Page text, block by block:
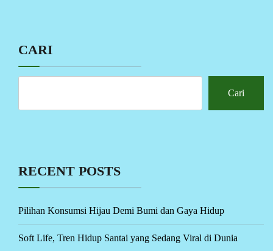
CARI
Cari
RECENT POSTS
Pilihan Konsumsi Hijau Demi Bumi dan Gaya Hidup
Soft Life, Tren Hidup Santai yang Sedang Viral di Dunia